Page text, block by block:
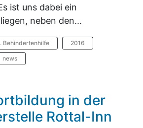
ist uns dabei ein
neben den...
Behindertenhilfe 2016
news
in der
Rottal-Inn